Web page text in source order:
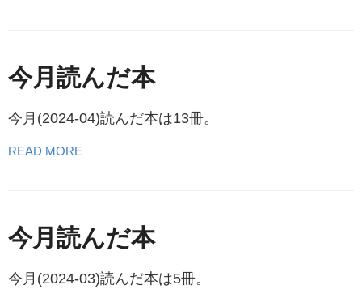
今月読んだ本
今月(2024-04)読んだ本は13冊。
READ MORE
今月読んだ本
今月(2024-03)読んだ本は5冊。